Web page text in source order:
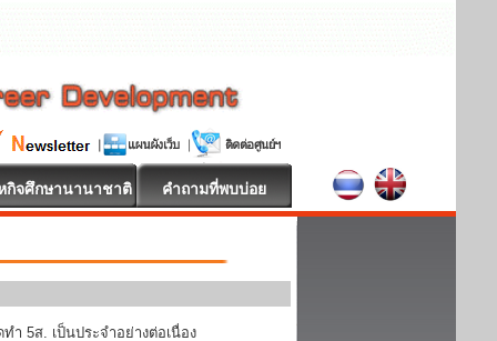
กิจศึกษานานาชาติ คำถามที่พบบ่อย
5ส. เป็นประจำอย่างต่อเนื่อง